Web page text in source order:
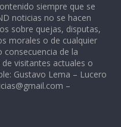
siempre que se
noticias no se hacen
sobre quejas, disputas,
morales o de cualquier
de la
visitantes actuales o
Gustavo Lema – Lucero
–